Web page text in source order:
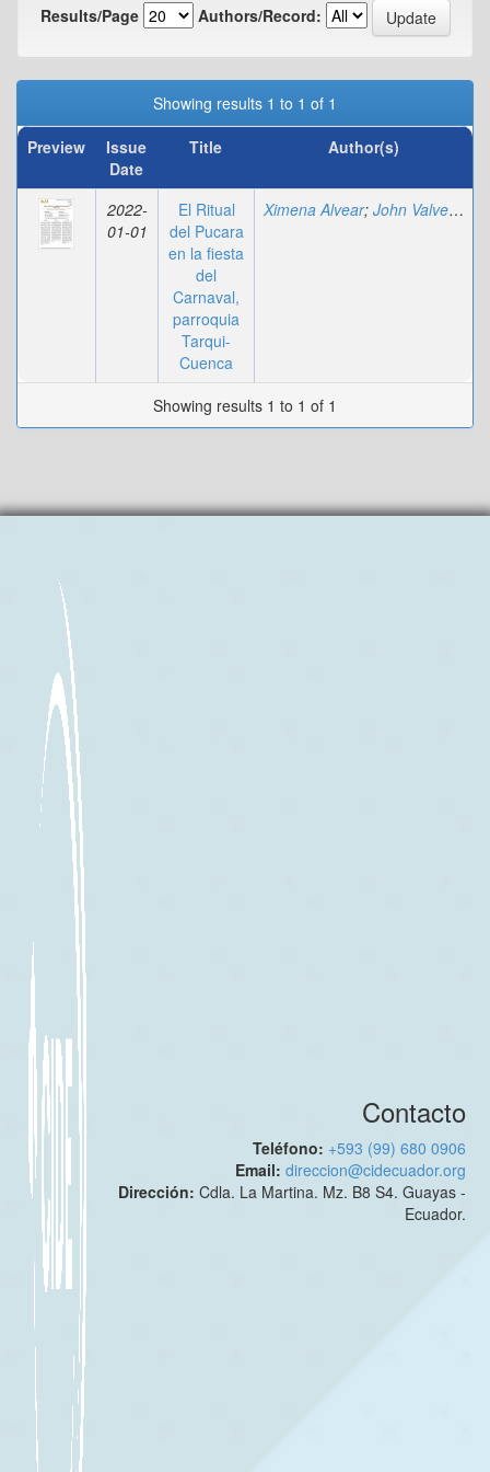
Results/Page
Authors/Record:
Showing results 1 to 1 of 1
Preview
Issue
Date
Title Author(s)
2022-
01-01
El Ritual
del Pucara
en la fiesta
del
Carnaval,
parroquia
Tarqui-
Cuenca
Ximena Alvear; John Valverde Minchala
Showing results 1 to 1 of 1
Contacto
Teléfono: +593 (99) 680 0906
Email:direccion@cidecuador.org
Dirección:Cdla. La Martina. Mz. B8 S4. Guayas -
Ecuador.